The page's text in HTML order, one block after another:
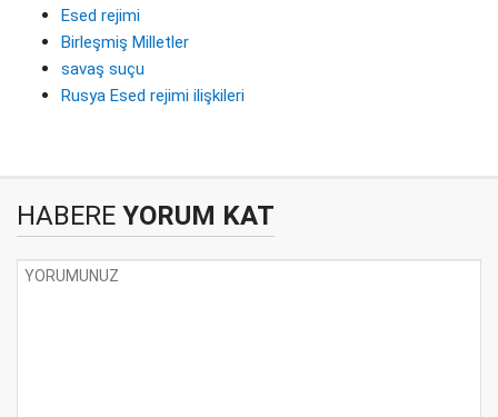
Esed rejimi
Birleşmiş Milletler
savaş suçu
Rusya Esed rejimi ilişkileri
HABERE YORUM KAT